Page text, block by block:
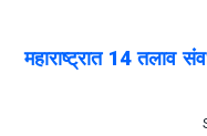
महाराष्ट्रात 14 तलाव